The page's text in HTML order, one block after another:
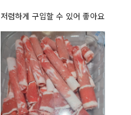
저렴하게 구입할 수 있어 좋아요